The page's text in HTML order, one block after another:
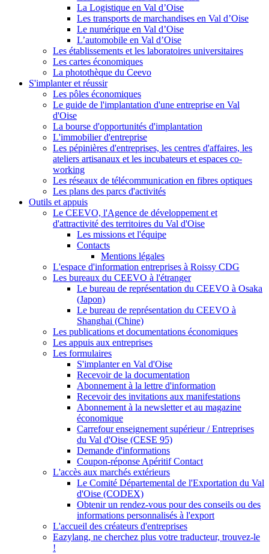
La Logistique en Val d’Oise
Les transports de marchandises en Val d’Oise
Le numérique en Val d’Oise
L’automobile en Val d’Oise
Les établissements et les laboratoires universitaires
Les cartes économiques
La photothèque du Ceevo
S'implanter et réussir
Les pôles économiques
Le guide de l'implantation d'une entreprise en Val
d'Oise
La bourse d'opportunités d'implantation
L'immobilier d'entreprise
Les pépinières d'entreprises, les centres d'affaires, les
ateliers artisanaux et les incubateurs et espaces co-
working
Les réseaux de télécommunication en fibres optiques
Les plans des parcs d'activités
Outils et appuis
Le CEEVO, l'Agence de développement et
d'attractivité des territoires du Val d'Oise
Les missions et l'équipe
Contacts
Mentions légales
L'espace d'information entreprises à Roissy CDG
Les bureaux du CEEVO à l'étranger
Le bureau de représentation du CEEVO à Osaka
(Japon)
Le bureau de représentation du CEEVO à
Shanghai (Chine)
Les publications et documentations économiques
Les appuis aux entreprises
Les formulaires
S'implanter en Val d'Oise
Recevoir de la documentation
Abonnement à la lettre d'information
Recevoir des invitations aux manifestations
Abonnement à la newsletter et au magazine
économique
Carrefour enseignement supérieur / Entreprises
du Val d'Oise (CESE 95)
Demande d'informations
Coupon-réponse Apéritif Contact
L'accès aux marchés extérieurs
Le Comité Départemental de l'Exportation du Val
d'Oise (CODEX)
Obtenir un rendez-vous pour des conseils ou des
informations personnalisés à l'export
L'accueil des créateurs d'entreprises
Eazylang, ne cherchez plus votre traducteur, trouvez-le
!